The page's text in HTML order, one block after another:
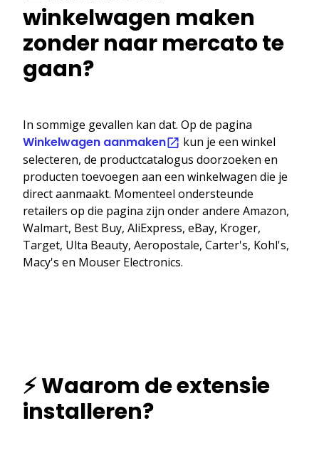
winkelwagen maken
zonder naar mercato te
gaan?
In sommige gevallen kan dat. Op de pagina
Winkelwagen aanmaken
kun je een winkel
selecteren, de productcatalogus doorzoeken en
producten toevoegen aan een winkelwagen die je
direct aanmaakt. Momenteel ondersteunde
retailers op die pagina zijn onder andere Amazon,
Walmart, Best Buy, AliExpress, eBay, Kroger,
Target, Ulta Beauty, Aeropostale, Carter's, Kohl's,
Macy's en Mouser Electronics.
⚡ Waarom de extensie
installeren?